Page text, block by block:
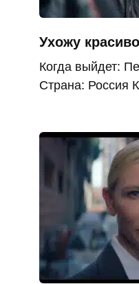
Ухожу
Когда выйдет:
Страна: Россия